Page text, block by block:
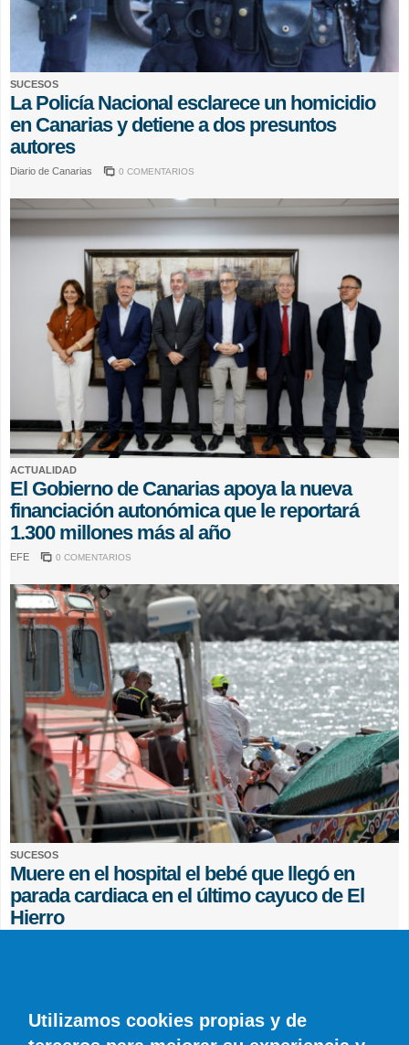
SUCESOS
La Policía Nacional esclarece un homicidio
en Canarias y detiene a dos presuntos
autores
Diario de Canarias 0 COMENTARIOS
ACTUALIDAD
El Gobierno de Canarias apoya la nueva
financiación autonómica que le reportará
1.300 millones más al año
EFE 0 COMENTARIOS
SUCESOS
Muere en el hospital el bebé que llegó en
parada cardiaca en el último cayuco de El
Hierro
Utilizamos cookies propias y de